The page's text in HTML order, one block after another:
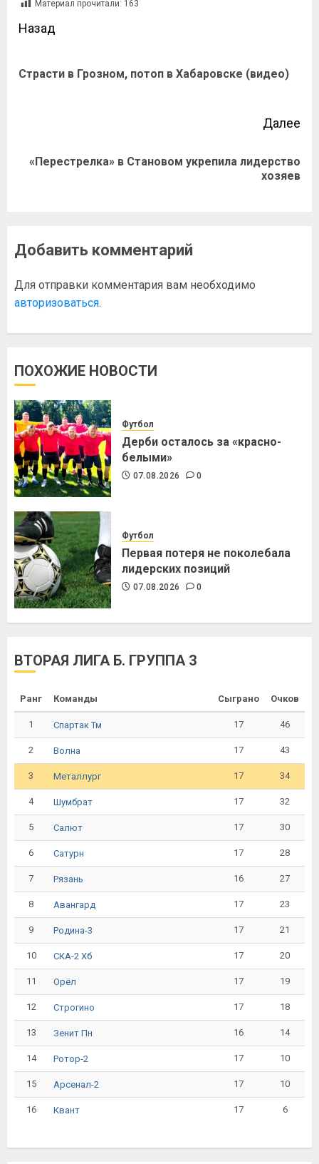
Материал прочитали: 163
Назад
Страсти в Грозном, потоп в Хабаровске (видео)
Далее
«Перестрелка» в Становом укрепила лидерство
хозяев
Добавить комментарий
Для отправки комментария вам необходимо
авторизоваться.
ПОХОЖИЕ НОВОСТИ
Футбол
Дерби осталось за «красно-
белыми»
07.08.2026 0
Футбол
Первая потеря не поколебала
лидерских позиций
07.08.2026 0
ВТОРАЯ ЛИГА Б. ГРУППА 3
Ранг Команды Сыграно Очков
1 Спартак Тм 17 46
2 Волна 17 43
3 Металлург 17 34
4 Шумбрат 17 32
5 Салют 17 30
6 Сатурн 17 28
7 Рязань 16 27
8 Авангард 17 23
9 Родина-3 17 21
10 СКА-2 Хб 17 20
11 Орёл 17 19
12 Строгино 17 18
13 Зенит Пн 16 14
14 Ротор-2 17 10
15 Арсенал-2 17 10
16 Квант 17 6